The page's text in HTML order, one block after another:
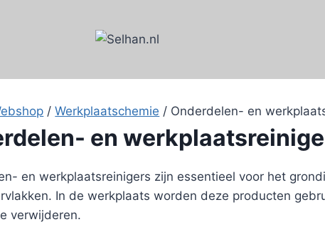
/ Werkplaatschemie / Onderdelen- en
en
en werkplaatsreinigers zijn essentieel voor het
In de werkplaats worden deze producten
verwijderen.